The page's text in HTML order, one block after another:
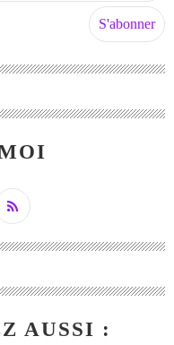
AUSSI :